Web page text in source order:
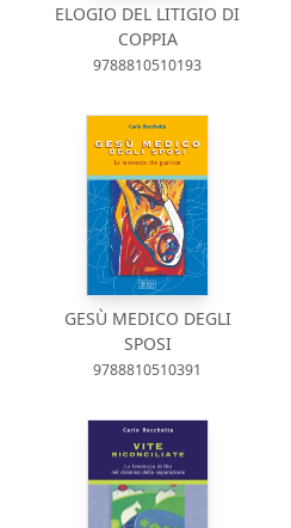
ELOGIO DEL LITIGIO DI
COPPIA
9788810510193
GESÙ MEDICO DEGLI
SPOSI
9788810510391